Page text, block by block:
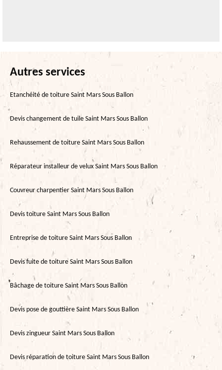
Autres services
Etanchéité de toiture Saint Mars Sous Ballon
Devis changement de tuile Saint Mars Sous Ballon
Rehaussement de toiture Saint Mars Sous Ballon
Réparateur installeur de velux Saint Mars Sous Ballon
Couvreur charpentier Saint Mars Sous Ballon
Devis toiture Saint Mars Sous Ballon
Entreprise de toiture Saint Mars Sous Ballon
Devis fuite de toiture Saint Mars Sous Ballon
Bâchage de toiture Saint Mars Sous Ballon
Devis pose de gouttière Saint Mars Sous Ballon
Devis zingueur Saint Mars Sous Ballon
Devis réparation de toiture Saint Mars Sous Ballon